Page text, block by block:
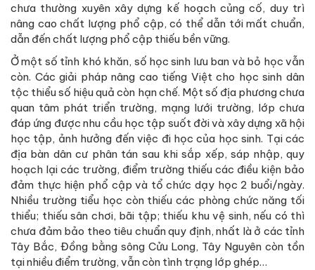
chưa thường xuyên xây dựng kế hoạch củng cố, duy trì
nâng cao chất lượng phổ cập, có thể dẫn tới mất chuẩn,
dẫn đến chất lượng phổ cập thiếu bền vững.
Ở một số tỉnh khó khăn, số học sinh lưu ban và bỏ học vẫn
còn. Các giải pháp nâng cao tiếng Việt cho học sinh dân
tộc thiểu số hiệu quả còn hạn chế. Một số địa phương chưa
quan tâm phát triển trường, mạng lưới trường, lớp chưa
đáp ứng được nhu cầu học tập suốt đời và xây dựng xã hội
học tập, ảnh hưởng đến việc đi học của học sinh. Tại các
địa bàn dân cư phân tán sau khi sắp xếp, sáp nhập, quy
hoạch lại các trường, điểm trường thiếu các điều kiện bảo
đảm thực hiện phổ cập và tổ chức dạy học 2 buổi/ngày.
Nhiều trường tiểu học còn thiếu các phòng chức năng tối
thiểu; thiếu sân chơi, bãi tập; thiếu khu vệ sinh, nếu có thì
chưa đảm bảo theo tiêu chuẩn quy định, nhất là ở các tỉnh
Tây Bắc, Đồng bằng sông Cửu Long, Tây Nguyên còn tồn
tại nhiều điểm trường, vẫn còn tình trạng lớp ghép…